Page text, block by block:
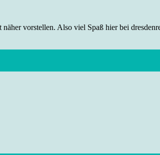
vorstellen. Also viel Spaß hier bei